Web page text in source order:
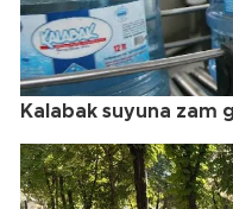
Kalabak suyuna zam